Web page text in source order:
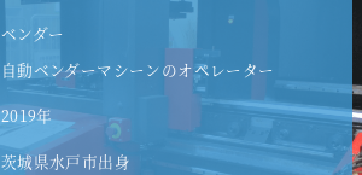
ベンダー
自動ベンダーマシーンのオペレーター
2019年
茨城県水戸市出身